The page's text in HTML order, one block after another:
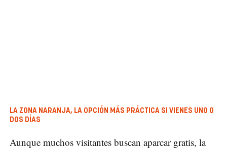
LA ZONA NARANJA, LA OPCIÓN MÁS PRÁCTICA SI VIENES UNO O
DOS DÍAS
Aunque muchos visitantes buscan aparcar gratis, la